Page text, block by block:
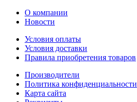
О компании
Новости
Условия оплаты
Условия доставки
Правила приобретения товаров
Производители
Политика конфиденциальности
Карта сайта